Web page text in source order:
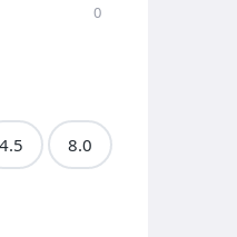
0
4.5 8.0